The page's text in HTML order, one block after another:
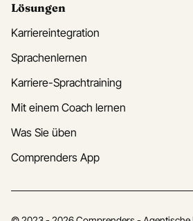
Lösungen
Karriereintegration
Sprachenlernen
Karriere-Sprachtraining
Mit einem Coach lernen
Was Sie üben
Comprenders App